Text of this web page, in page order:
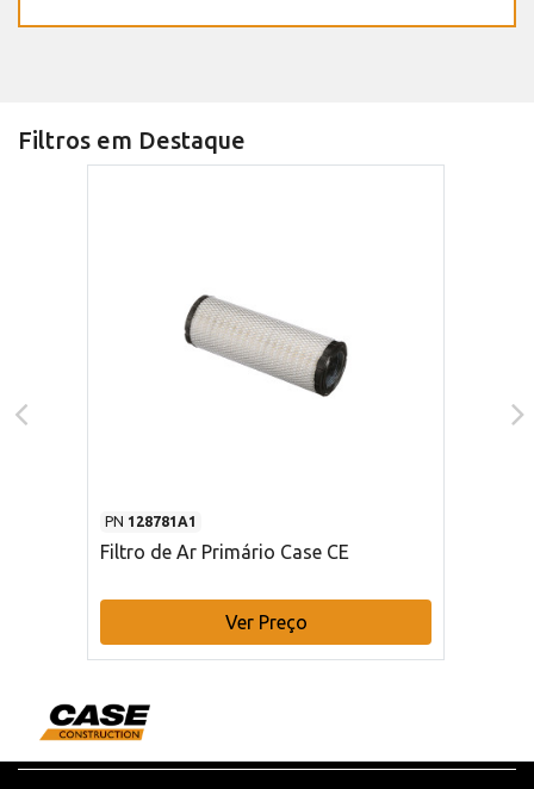
Filtros em Destaque
PN 128781A1
Filtro de Ar Primário Case CE
Ver Preço